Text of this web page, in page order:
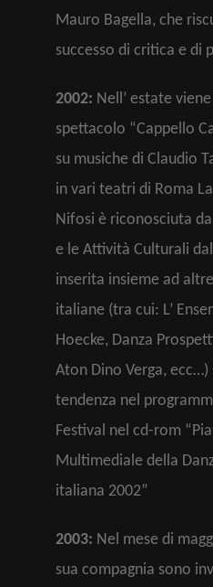
Mauro Bagella, che
successo di critica e di
2002: Nell’ estate
spettacolo “Cappello
su musiche di Claudio
in vari teatri di Roma
Nifosi è riconosciuta
e le Attività Culturali
inserita insieme ad
italiane (tra cui: L’
Hoecke, Danza
Aton Dino Verga,
tendenza nel
Festival nel cd-rom
Multimediale della
italiana 2002”
2003: Nel mese di
sua compagnia sono